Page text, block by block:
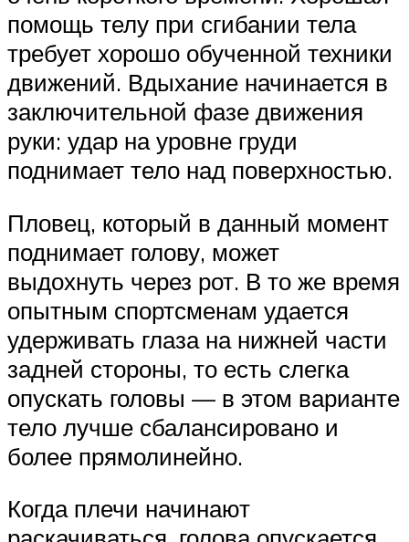
помощь телу при сгибании тела
требует хорошо обученной техники
движений. Вдыхание начинается в
заключительной фазе движения
руки: удар на уровне груди
поднимает тело над поверхностью.
Пловец, который в данный момент
поднимает голову, может
выдохнуть через рот. В то же время
опытным спортсменам удается
удерживать глаза на нижней части
задней стороны, то есть слегка
опускать головы — в этом варианте
тело лучше сбалансировано и
более прямолинейно.
Когда плечи начинают